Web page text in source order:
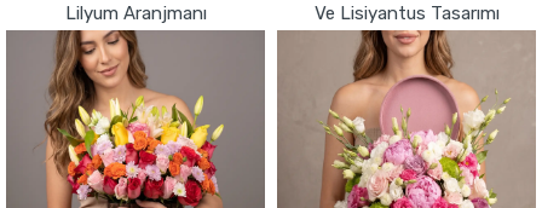
Lilyum Aranjmanı
Ve Lisiyantus Tasarımı